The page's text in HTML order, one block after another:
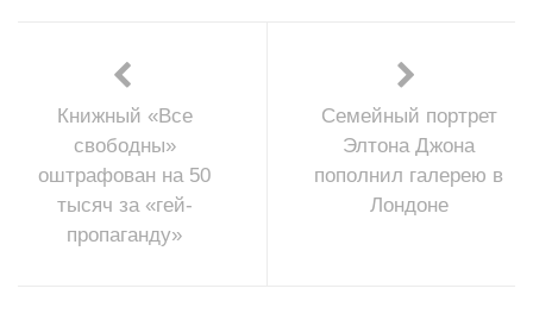
Книжный «Все
свободны»
оштрафован на 50
тысяч за «гей-
пропаганду»
Семейный портрет
Элтона Джона
пополнил галерею в
Лондоне